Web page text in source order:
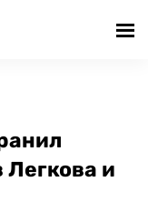
и